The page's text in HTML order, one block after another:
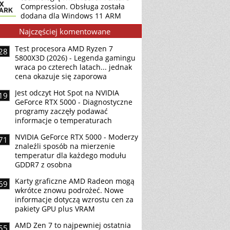
Compression. Obsługa została
dodana dla Windows 11 ARM
Najczęściej komentowane
Test procesora AMD Ryzen 7
5800X3D (2026) - Legenda gamingu
wraca po czterech latach... jednak
cena okazuje się zaporowa
Jest odczyt Hot Spot na NVIDIA
GeForce RTX 5000 - Diagnostyczne
programy zaczęły podawać
informacje o temperaturach
NVIDIA GeForce RTX 5000 - Moderzy
znaleźli sposób na mierzenie
temperatur dla każdego modułu
GDDR7 z osobna
Karty graficzne AMD Radeon mogą
wkrótce znowu podrożeć. Nowe
informacje dotyczą wzrostu cen za
pakiety GPU plus VRAM
AMD Zen 7 to najpewniej ostatnia